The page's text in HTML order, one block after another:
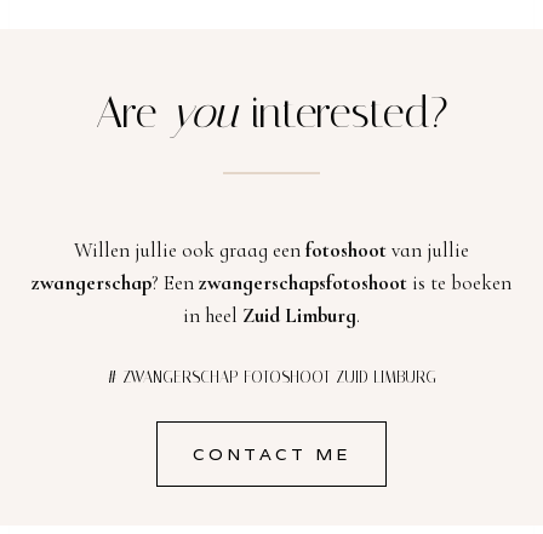
Are youinterested?
Willen jullie ook graag eenfotoshootvan jullie
zwangerschap? Eenzwangerschapsfotoshoot is te boeken
in heel Zuid Limburg.
# ZWANGERSCHAP FOTOSHOOT ZUID LIMBURG
CONTACT ME